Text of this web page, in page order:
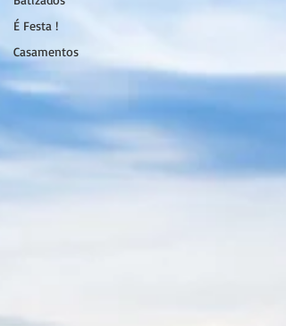
É Festa !
Casamentos